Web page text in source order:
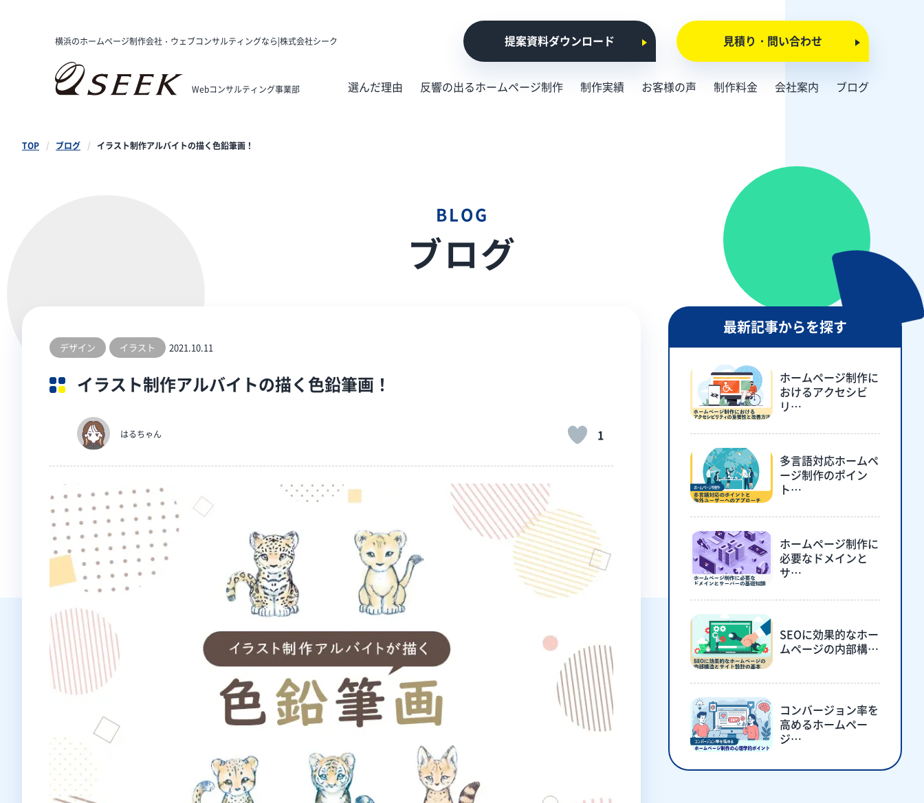
横浜のホームページ制作会社・ウェブコンサルティングなら|株式会社シーク 提案資料ダウンロード 見積り・問い合わせ
Webコンサルティング事業部 選んだ理由 反響の出るホームページ制作 制作実績 お客様の声 制作料金
会社案内
ブログ
TOP ブログ イラスト制作アルバイトの描く色鉛筆画！
BLOG
ブログ
デザイン イラスト 2021.10.11
イラスト制作アルバイトの描く色鉛筆画！
はるちゃん 1
最新記事からを探す
ホームページ制作に
おけるアクセシビ
リ…
多言語対応ホームペ
ージ制作のポイン
ト…
ホームページ制作に
必要なドメインと
サ…
SEOに効果的なホー
ムページの内部構…
コンバージョン率を
高めるホームペー
ジ…